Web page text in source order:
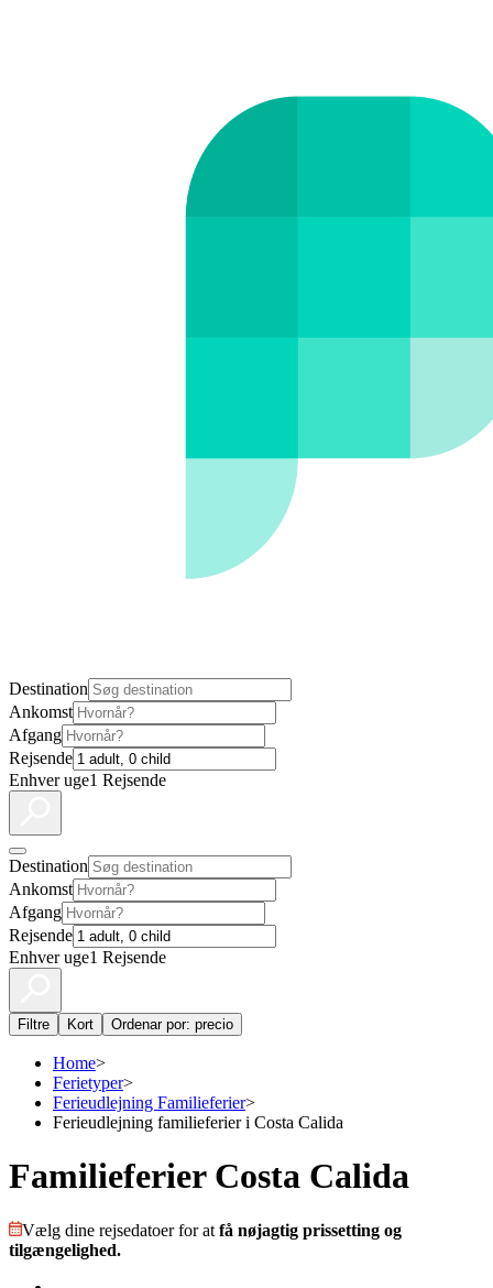
Destination
Ankomst
Afgang
Rejsende
Enhver uge1 Rejsende
Destination
Ankomst
Afgang
Rejsende
Enhver uge1 Rejsende
Filtre Kort Ordenar por: precio
Home>
Ferietyper>
Ferieudlejning Familieferier>
Ferieudlejning familieferier i Costa Calida
Familieferier Costa Calida
Vælg dine rejsedatoer for at få nøjagtig prissetting og
tilgængelighed.